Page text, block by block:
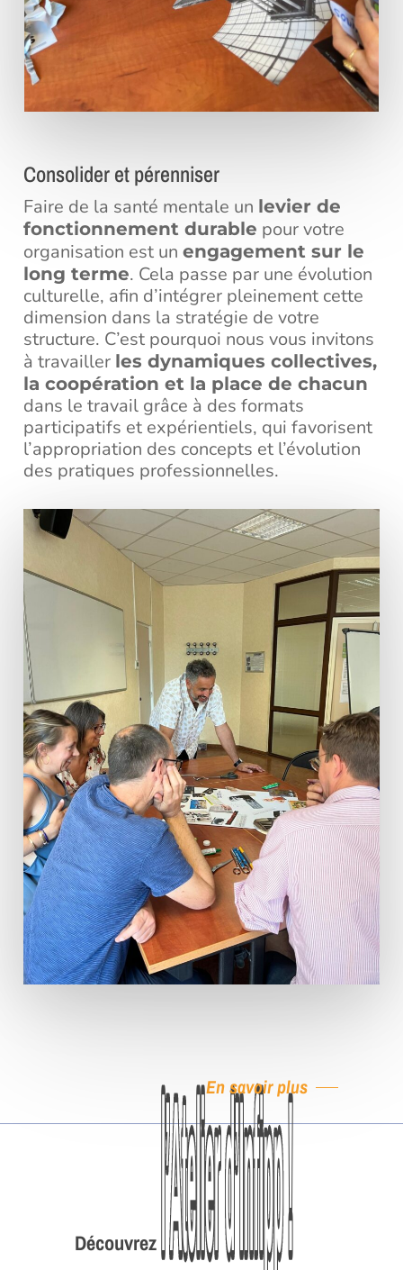
Consolider et pérenniser
Faire de la santé mentale un levier de
fonctionnement durable pour votre
organisation est un engagement sur le
long terme. Cela passe par une évolution
culturelle, afin d’intégrer pleinement cette
dimension dans la stratégie de votre
structure. C’est pourquoi nous vous invitons
à travailler les dynamiques collectives,
la coopération et la place de chacun
dans le travail grâce à des formats
participatifs et expérientiels, qui favorisent
l’appropriation des concepts et l’évolution
des pratiques professionnelles.
En savoir plus
Découvrez l’Atelier
l’Atelier d’Infipp
d’Infipp